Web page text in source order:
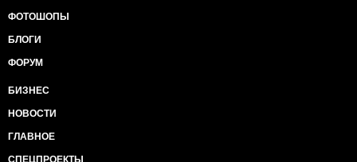
ФОТОШОПЫ
БЛОГИ
ФОРУМ
БИЗНЕС
НОВОСТИ
ГЛАВНОЕ
СПЕЦПРОЕКТЫ